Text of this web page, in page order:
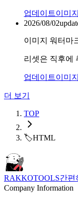
업데이트이미
2026/08/02
이미지 워터마
리셋은 직후에
업데이트이미
더 보기
TOP
🏷️HTML
RAKKOTOOLS간편
Company Information